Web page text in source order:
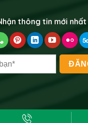
thông tin mới nhất